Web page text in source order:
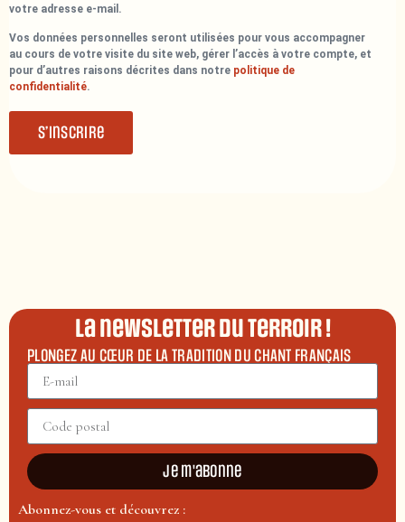
votre adresse e-mail.
Vos données personnelles seront utilisées pour vous accompagner
au cours de votre visite du site web, gérer l’accès à votre compte, et
pour d’autres raisons décrites dans notre politique de
confidentialité.
S’inscrire
La newsletter du terroir !
PLONGEZ AU CŒUR DE LA TRADITION DU CHANT FRANÇAIS
Je m'abonne
Abonnez-vous et découvrez :